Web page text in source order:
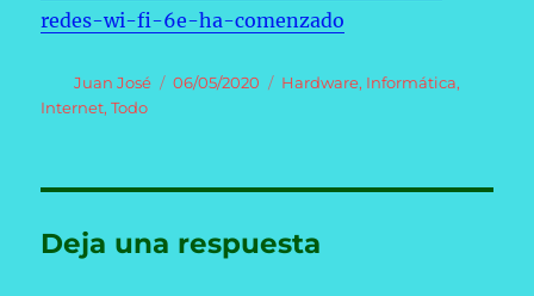
redes-wi-fi-6e-ha-comenzado
Autor
Juan José
Publicado
06/05/2020 Categorías
Hardware, Informática,
Internet,Todo
Deja una respuesta